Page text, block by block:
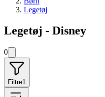
Legetøj
Legetøj - Disney
0
Filtre1